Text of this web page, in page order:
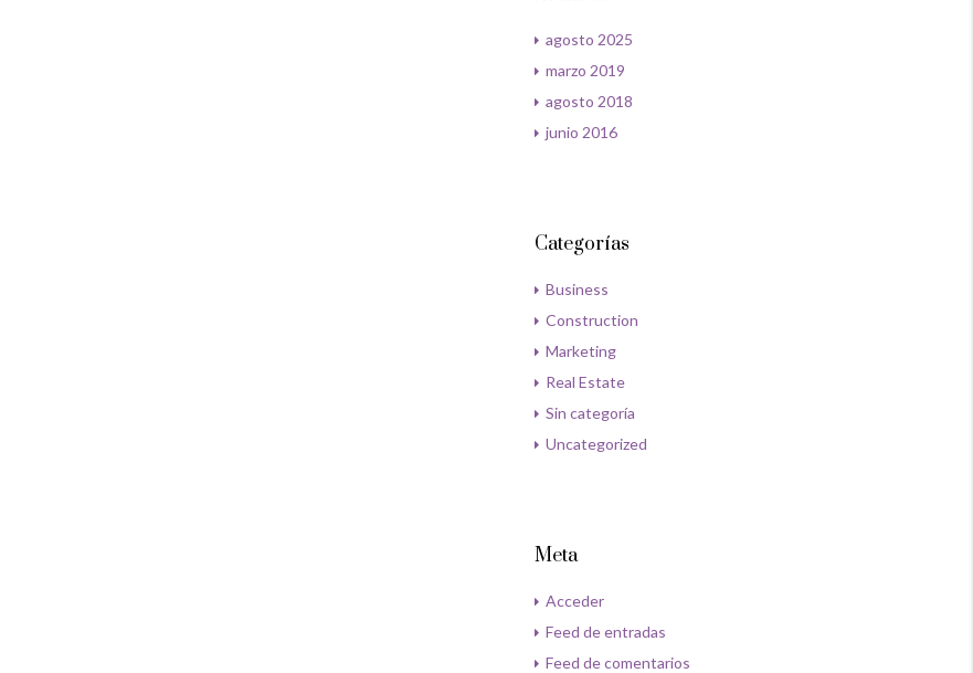
agosto 2025
marzo 2019
agosto 2018
junio 2016
Categorías
Business
Construction
Marketing
Real Estate
Sin categoría
Uncategorized
Meta
Acceder
Feed de entradas
Feed de comentarios